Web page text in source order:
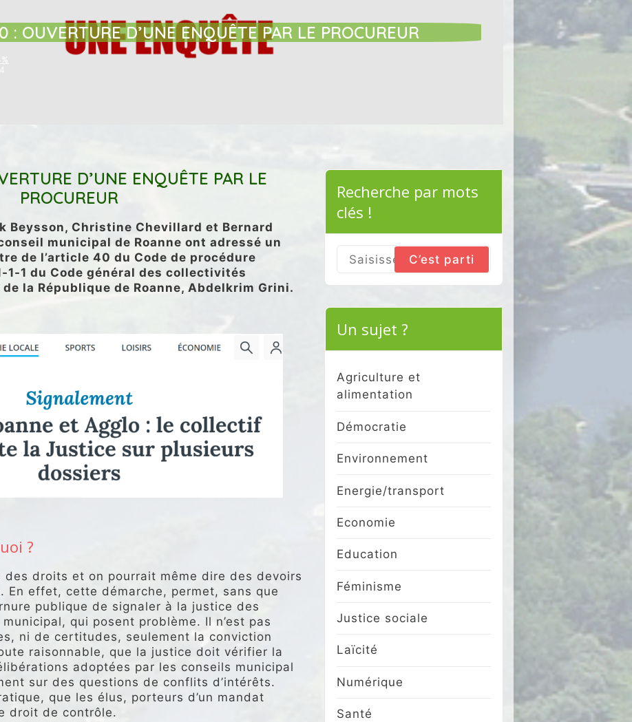
: OUVERTURE D’UNE ENQUÊTE PAR LE PROCUREUR
D’UNE ENQUÊTE PAR LE
PROCUREUR
Beysson, Christine Chevillard et Bernard
municipal de Roanne ont adressé un
de l’article 40 du Code de procédure
1-1 du Code général des collectivités
la République de Roanne, Abdelkrim Grini.
?
droits et on pourrait même dire des devoirs
En effet, cette démarche, permet, sans que
publique de signaler à la justice des
qui posent problème. Il n’est pas
ni de certitudes, seulement la conviction
raisonnable, que la justice doit vérifier la
adoptées par les conseils municipal
sur des questions de conflits d’intérêts.
que les élus, porteurs d’un mandat
droit de contrôle.
Recherche par mots
clés !
Search
Un sujet ?
Agriculture et
alimentation
Démocratie
Environnement
Energie/transport
Economie
Education
Féminisme
Justice sociale
Laïcité
Numérique
Santé